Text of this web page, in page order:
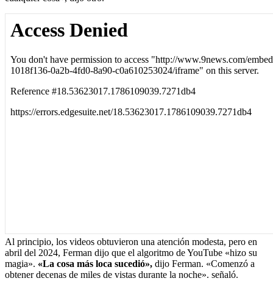
Al principio, los videos obtuvieron una atención modesta, pero en
abril del 2024, Ferman dijo que el algoritmo de YouTube «hizo su
magia». «La cosa más loca sucedió», dijo Ferman. «Comenzó a
obtener decenas de miles de vistas durante la noche». señaló.